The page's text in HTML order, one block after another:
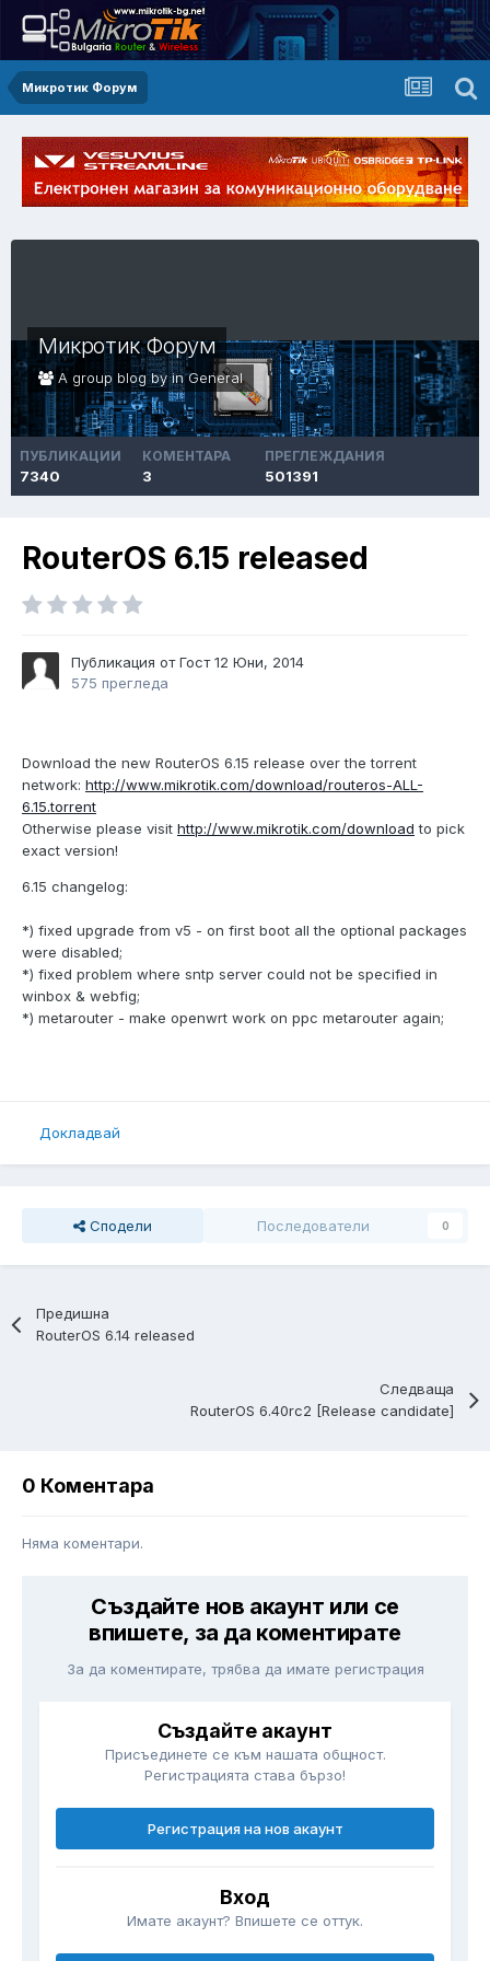
Микротик Форум
Микротик Форум
A group blog by inGeneral
ПУБЛИКАЦИИ
7340
КОМЕНТАРА
3
ПРЕГЛЕЖДАНИЯ
501391
RouterOS 6.15 released
Публикация от Гост12 Юни, 2014
575 прегледа
Download the new RouterOS 6.15 release over the torrent
network: http://www.mikrotik.com/download/routeros-ALL-
6.15.torrent
Otherwise please visit http://www.mikrotik.com/download to pick
exact version!
6.15 changelog:
*) fixed upgrade from v5 - on first boot all the optional packages
were disabled;
*) fixed problem where sntp server could not be specified in
winbox & webfig;
*) metarouter - make openwrt work on ppc metarouter again;
Докладвай
Сподели Последователи 0
Предишна
RouterOS 6.14 released
Следваща
RouterOS 6.40rc2 [Release candidate]
0 Коментара
Няма коментари.
Създайте нов акаунт или се
впишете, за да коментирате
За да коментирате, трябва да имате регистрация
Създайте акаунт
Присъединете се към нашата общност.
Регистрацията става бързо!
Регистрация на нов акаунт
Вход
Имате акаунт? Впишете се оттук.